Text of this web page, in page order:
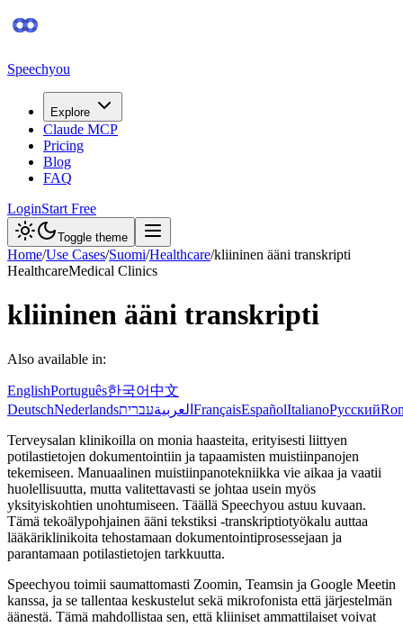
Speechyou
Explore
Claude MCP
Pricing
Blog
FAQ
LoginStart Free
Toggle theme
Home/Use Cases/Suomi/Healthcare/kliininen ääni transkripti
HealthcareMedical Clinics
kliininen ääni transkripti
Also available in:
EnglishPortuguês한국어中文
DeutschNederlands العربيةעברית FrançaisEspañolItalianoРусский
Terveysalan klinikoilla on monia haasteita, erityisesti liittyen
potilastietojen dokumentointiin ja tapaamisten muistiinpanojen
tekemiseen. Manuaalinen muistiinpanotekniikka vie aikaa ja vaatii
huolellisuutta, mutta valitettavasti se johtaa usein myös
yksityiskohtien unohtumiseen. Täällä Speechyou astuu kuvaan.
Tämä tekoälypohjainen ääni tekstiksi -transkriptiotyökalu auttaa
lääkäriklinikoita tehostamaan dokumentointiprosessejaan ja
parantamaan potilastietojen tarkkuutta.
Speechyou toimii saumattomasti Zoomin, Teamsin ja Google Meetin
kanssa, ja se tallentaa keskustelut sekä mikrofonista että järjestelmän
äänestä. Tämä mahdollistaa sen, että kliiniset ammattilaiset voivat